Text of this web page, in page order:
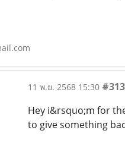
11 พ.ย. 2568 15:30
Hey i&rsquo;m for
to give something